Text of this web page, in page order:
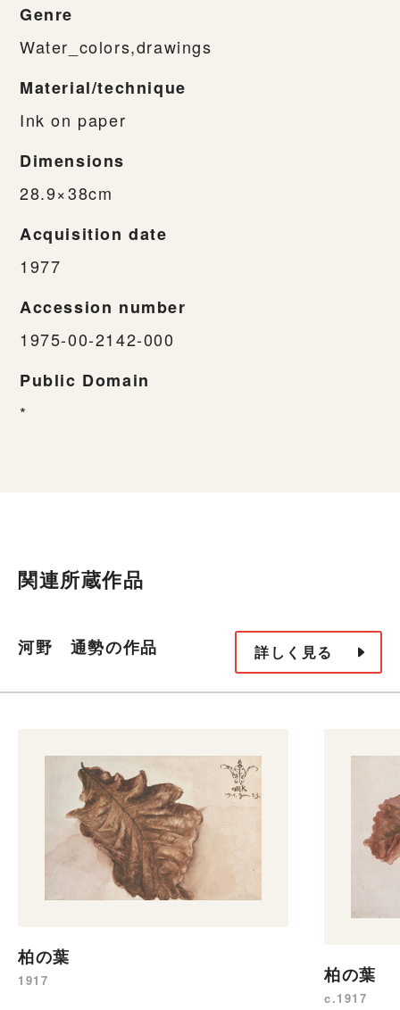
Genre
Water_colors,drawings
Material/technique
Ink on paper
Dimensions
28.9×38cm
Acquisition date
1977
Accession number
1975-00-2142-000
Public Domain
*
関連所蔵作品
河野 通勢の作品 詳しく見る
柏の葉
1917 柏の葉
c.1917